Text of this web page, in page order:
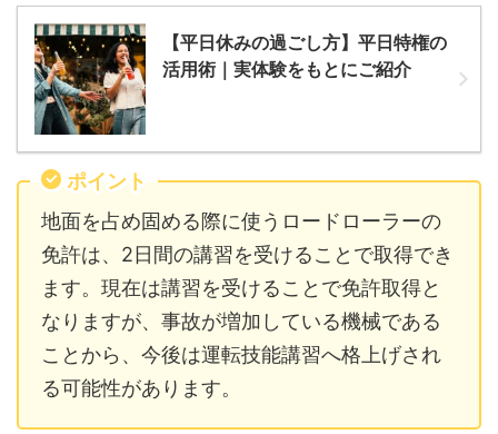
【平日休みの過ごし方】平日特権の
活用術｜実体験をもとにご紹介
ポイント
地面を占め固める際に使うロードローラーの
免許は、2日間の講習を受けることで取得でき
ます。現在は講習を受けることで免許取得と
なりますが、事故が増加している機械である
ことから、今後は運転技能講習へ格上げされ
る可能性があります。